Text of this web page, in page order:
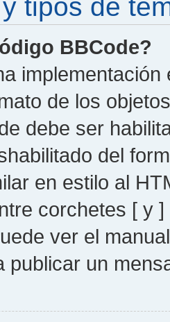
tipos de
BBCode?
de los
debe ser
del
en estilo al
corchetes [ y
ver el
publicar un